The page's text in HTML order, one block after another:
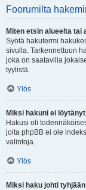
Foorumilta
Miten etsin alueelta tai
Syötä hakutermi
sivulla. Tarkennettuun
joka on saatavilla
tyylistä.
Ylös
Miksi hakuni ei
Hakusi oli
joita phpBB ei ole
valintoja.
Ylös
Miksi haku johti